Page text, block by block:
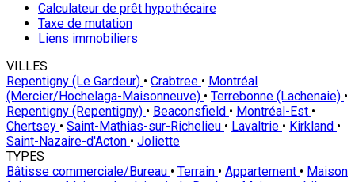
Calculateur de prêt hypothécaire
Taxe de mutation
Liens immobiliers
VILLES
Repentigny (Le Gardeur) • Crabtree • Montréal
(Mercier/Hochelaga-Maisonneuve) • Terrebonne (Lachenaie) •
Repentigny (Repentigny) • Beaconsfield • Montréal-Est •
Chertsey • Saint-Mathias-sur-Richelieu • Lavaltrie • Kirkland •
Saint-Nazaire-d'Acton • Joliette
TYPES
Bâtisse commerciale/Bureau • Terrain • Appartement • Maison